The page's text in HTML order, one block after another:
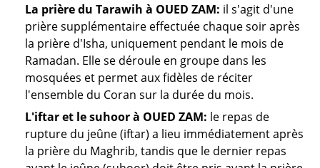
La prière du Tarawih à OUED ZAM: il s'agit d'une
prière supplémentaire effectuée chaque soir après
la prière d'Isha, uniquement pendant le mois de
Ramadan. Elle se déroule en groupe dans les
mosquées et permet aux fidèles de réciter
l'ensemble du Coran sur la durée du mois.
L'iftar et le suhoor à OUED ZAM: le repas de
rupture du jeûne (iftar) a lieu immédiatement après
la prière du Maghrib, tandis que le dernier repas